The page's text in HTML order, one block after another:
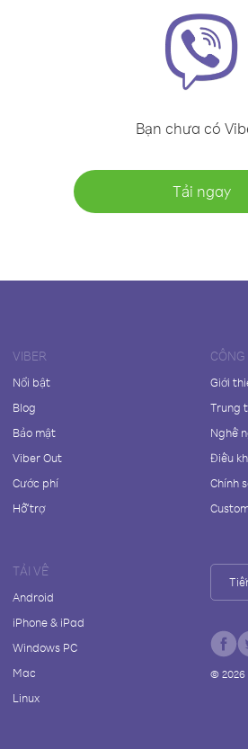
Bạn chưa có
Tải ngay
VIBER
Nổi bật
Blog
Bảo mật
Viber Out
Cước phí
Hỗ trợ
CÔNG
Giới
Trung
Nghề
Điều
Chính
TẢI VỀ
Android
iPhone & iPad
Windows PC
Mac
Linux
© 2026